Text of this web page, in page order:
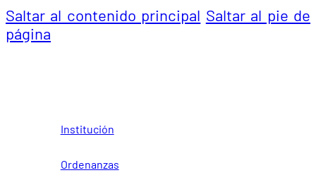
Saltar al contenido principal Saltar al pie de
página
Institución
Ordenanzas